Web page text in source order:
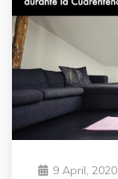
9 April, 2020